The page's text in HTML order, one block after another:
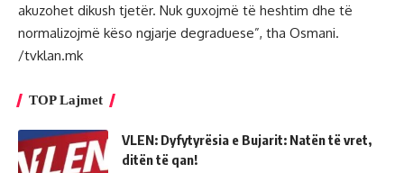
akuzohet dikush tjetër. Nuk guxojmë të heshtim dhe të
normalizojmë këso ngjarje degraduese”, tha Osmani.
/tvklan.mk
TOP Lajmet
VLEN: Dyfytyrësia e Bujarit: Natën të vret,
ditën të qan!